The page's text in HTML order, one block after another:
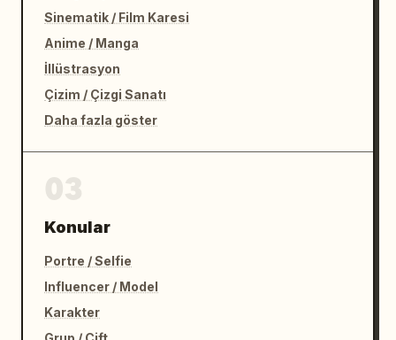
Sinematik / Film Karesi
Anime / Manga
İllüstrasyon
Çizim / Çizgi Sanatı
Daha fazla göster
Konular
Portre / Selfie
Influencer / Model
Karakter